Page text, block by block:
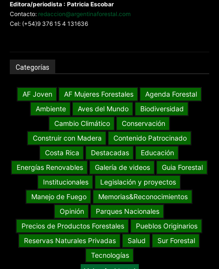
Editora/periodista : Patricia Escobar
Contacto: redaccion@argentinaforestal.com
Cel: (+54)9 376 15 4 131636
Categorías
AF Joven AF Mujeres Forestales
Agenda Forestal
Ambiente
Aves del Mundo
Biodiversidad
Cambio Climático
Conservación
Construir con Madera
Contenido Patrocinado
Costa Rica
Destacadas
Educación
Energías Renovables
Galería de videos
Guia Forestal
Institucionales
Legislación y proyectos
Manejo de Fuego
Memorias&Reconocimientos
Opinión
Parques Nacionales
Precios de Productos Forestales
Pueblos Originarios
Reservas Naturales Privadas
Salud
Sur Forestal
Tecnologías